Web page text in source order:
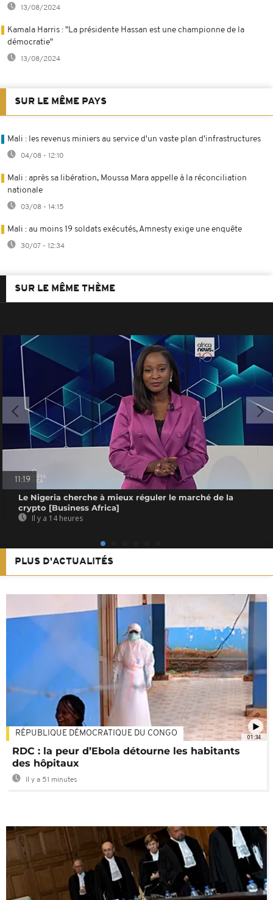
13/08/2024
Kamala Harris : "La présidente Hassan est une championne de la
démocratie"
13/08/2024
SUR LE MÊME PAYS
Mali : les revenus miniers au service d'un vaste plan d'infrastructures
04/08 - 12:10
Mali : après sa libération, Moussa Mara appelle à la réconciliation
nationale
03/08 - 14:15
Mali : au moins 19 soldats exécutés, Amnesty exige une enquête
30/07 - 12:34
SUR LE MÊME THÈME
11:19
Le Nigeria cherche à mieux réguler le marché de la
crypto [Business Africa]
Il y a 14 heures
PLUS D'ACTUALITÉS
01:34
RÉPUBLIQUE DÉMOCRATIQUE DU CONGO
RDC : la peur d’Ebola détourne les habitants
des hôpitaux
Il y a 51 minutes